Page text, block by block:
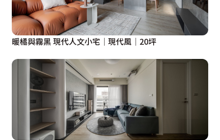
暖橘與霧黑 現代人文小宅│現代風│20坪